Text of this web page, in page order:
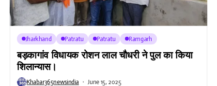
Jharkhand Patratu Patratu Ramgarh
बड़कागांव विधायक रोशन लाल चौधरी ने पुल का किया
शिलान्यास।
Khabar365newsindia June 15, 2025